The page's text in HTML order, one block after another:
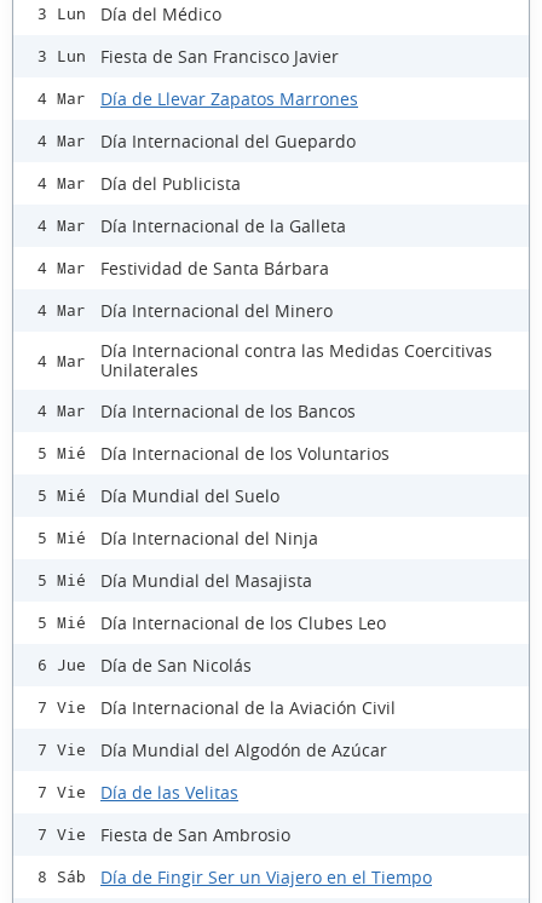
3 Lun Día del Médico
3 Lun Fiesta de San Francisco Javier
4 Mar Día de Llevar Zapatos Marrones
4 Mar Día Internacional del Guepardo
4 Mar Día del Publicista
4 Mar Día Internacional de la Galleta
4 Mar Festividad de Santa Bárbara
4 Mar Día Internacional del Minero
4 Mar
Día Internacional contra las Medidas Coercitivas
Unilaterales
4 Mar Día Internacional de los Bancos
5 Mié Día Internacional de los Voluntarios
5 Mié Día Mundial del Suelo
5 Mié Día Internacional del Ninja
5 Mié Día Mundial del Masajista
5 Mié Día Internacional de los Clubes Leo
6 Jue Día de San Nicolás
7 Vie Día Internacional de la Aviación Civil
7 Vie Día Mundial del Algodón de Azúcar
7 Vie Día de las Velitas
7 Vie Fiesta de San Ambrosio
8 Sáb Día de Fingir Ser un Viajero en el Tiempo